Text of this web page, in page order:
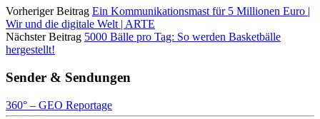
Vorheriger Beitrag Ein Kommunikationsmast für 5 Millionen Euro |
Wir und die digitale Welt | ARTE
Nächster Beitrag 5000 Bälle pro Tag: So werden Basketbälle
hergestellt!
Sender & Sendungen
360° – GEO Reportage